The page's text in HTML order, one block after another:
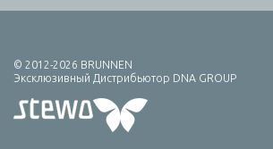
© 2012-2026 BRUNNEN
Эксклюзивный Дистрибьютор DNA GROUP